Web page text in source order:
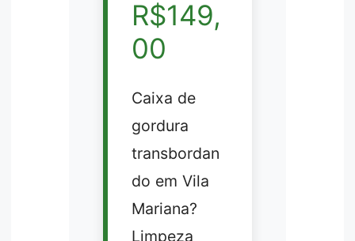
R$149,
00
Caixa de
gordura
transbordan
do em Vila
Mariana?
Limpeza